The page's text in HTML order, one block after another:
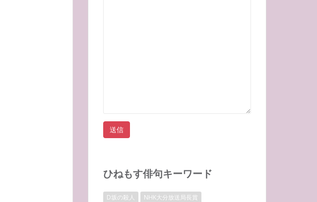
ひねもす俳句キーワード
D坂の殺人
NHK大分放送局長賞